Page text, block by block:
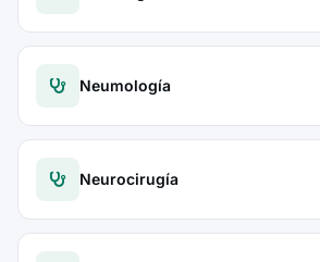
Neumología
Neurocirugía